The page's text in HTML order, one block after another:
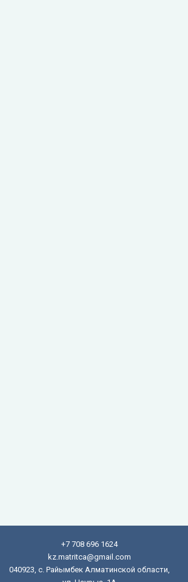
+7 708 696 1624
kz.matritca@gmail.com
040923, с. Райымбек Алматинской области,